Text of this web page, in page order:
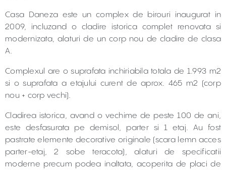
Casa Daneza este un complex de birouri inaugurat in
2009, incluzand o cladire istorica complet renovata si
modernizata, alaturi de un corp nou de cladire de clasa
A.
Complexul are o suprafata inchiriabila totala de 1.993 m2
si o suprafata a etajului curent de aprox. 465 m2 (corp
nou + corp vechi).
Cladirea istorica, avand o vechime de peste 100 de ani,
este desfasurata pe demisol, parter si 1 etaj. Au fost
pastrate elemente decorative originale (scara lemn acces
parter-etaj, 2 sobe teracota), alaturi de specificatii
moderne precum podea inaltata, acoperita de placi de